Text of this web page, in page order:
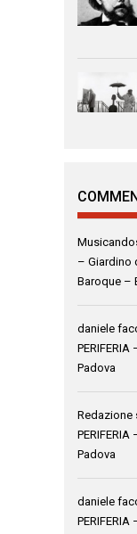
– Giardino
Baroque –
daniele
Padova
Redazione
Padova
daniele